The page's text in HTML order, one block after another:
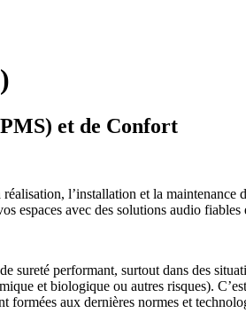
et de Confort
l’installation et la
espaces avec des solutions audio fiables
performant, surtout dans des
et biologique ou autres risques).
aux dernières normes et